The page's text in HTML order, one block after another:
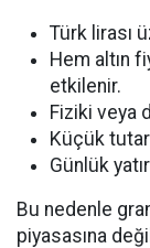
Türk lirası
Hem altın
etkilenir.
Fiziki veya
Küçük
Günlük
Bu nedenle
piyasasına